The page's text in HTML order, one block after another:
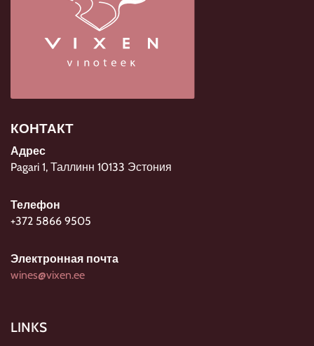
КОНТАКТ
Адрес
Pagari 1, Таллинн 10133 Эстония
Телефон
+372 5866 9505
Электронная почта
wines@vixen.ee
LINKS